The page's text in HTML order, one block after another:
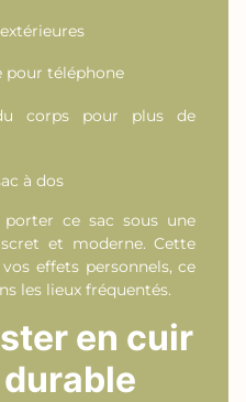
pour téléphone
corps pour plus de
à dos
ce sac sous une
et moderne. Cette
effets personnels, ce
les lieux fréquentés.
en cuir